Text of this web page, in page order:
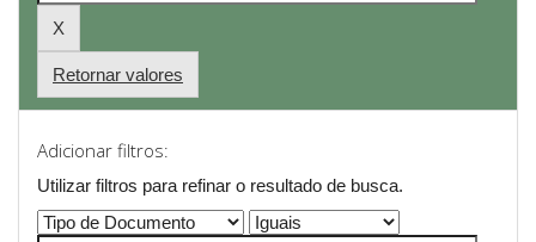
Retornar valores
Adicionar filtros:
Utilizar filtros para refinar o resultado de busca.